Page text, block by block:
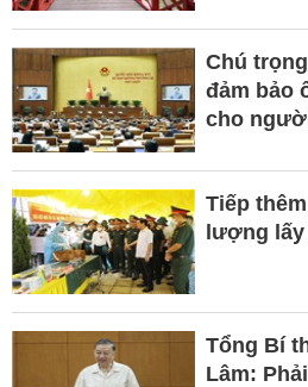
Chú
đảm bảo
cho
Tiếp
lượng lấy
Tổng Bí
Lâm: